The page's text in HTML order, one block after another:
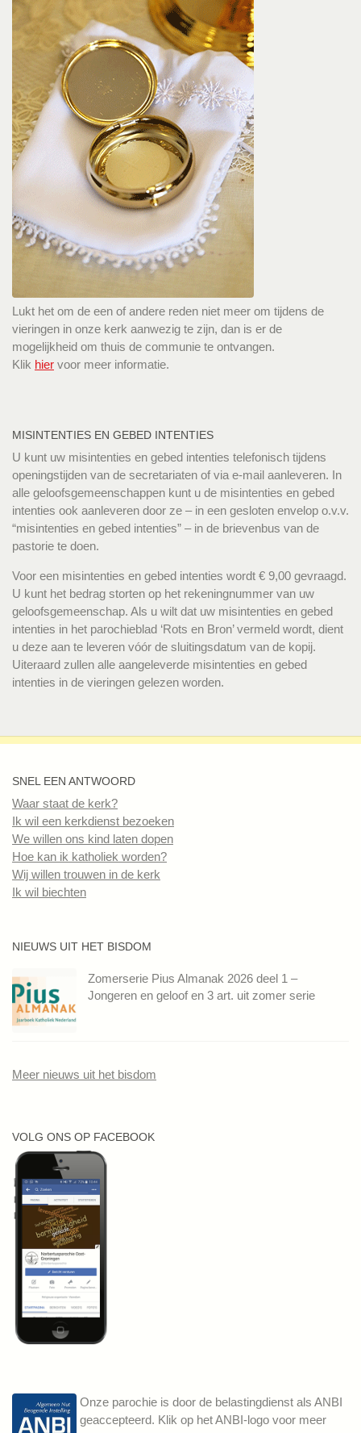
Lukt het om de een of andere reden niet meer om tijdens de
vieringen in onze kerk aanwezig te zijn, dan is er de
mogelijkheid om thuis de communie te ontvangen.
Klik hier voor meer informatie.
MISINTENTIES EN GEBED INTENTIES
U kunt uw misintenties en gebed intenties telefonisch tijdens
openingstijden van de secretariaten of via e-mail aanleveren. In
alle geloofsgemeenschappen kunt u de misintenties en gebed
intenties ook aanleveren door ze – in een gesloten envelop o.v.v.
“misintenties en gebed intenties” – in de brievenbus van de
pastorie te doen.
Voor een misintenties en gebed intenties wordt € 9,00 gevraagd.
U kunt het bedrag storten op het rekeningnummer van uw
geloofsgemeenschap. Als u wilt dat uw misintenties en gebed
intenties in het parochieblad ‘Rots en Bron’ vermeld wordt, dient
u deze aan te leveren vóór de sluitingsdatum van de kopij.
Uiteraard zullen alle aangeleverde misintenties en gebed
intenties in de vieringen gelezen worden.
SNEL EEN ANTWOORD
Waar staat de kerk?
Ik wil een kerkdienst bezoeken
We willen ons kind laten dopen
Hoe kan ik katholiek worden?
Wij willen trouwen in de kerk
Ik wil biechten
NIEUWS UIT HET BISDOM
Zomerserie Pius Almanak 2026 deel 1 –
Jongeren en geloof en 3 art. uit zomer serie
Meer nieuws uit het bisdom
VOLG ONS OP FACEBOOK
Onze parochie is door de belastingdienst als ANBI
geaccepteerd. Klik op het ANBI-logo voor meer